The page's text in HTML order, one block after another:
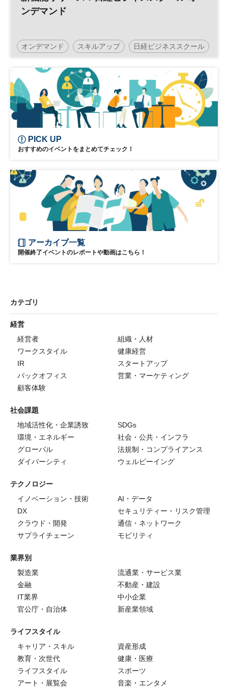
ンデマンド
オンデマンド スキルアップ 日経ビジネススクール
ビジネス講座
PICK UP
おすすめのイベントをまとめてチェック！
アーカイブ一覧
開催終了イベントのレポートや動画はこちら！
カテゴリ
経営
経営者
組織・人材
ワークスタイル
健康経営
IR
スタートアップ
バックオフィス
営業・マーケティング
顧客体験
社会課題
地域活性化・企業誘致
SDGs
環境・エネルギー
社会・公共・インフラ
グローバル
法規制・コンプライアンス
ダイバーシティ
ウェルビーイング
テクノロジー
イノベーション・技術
AI・データ
DX
セキュリティー・リスク管理
クラウド・開発
通信・ネットワーク
サプライチェーン
モビリティ
業界別
製造業
流通業・サービス業
金融
不動産・建設
IT業界
中小企業
官公庁・自治体
新産業領域
ライフスタイル
キャリア・スキル
資産形成
教育・次世代
健康・医療
ライフスタイル
スポーツ
アート・展覧会
音楽・エンタメ